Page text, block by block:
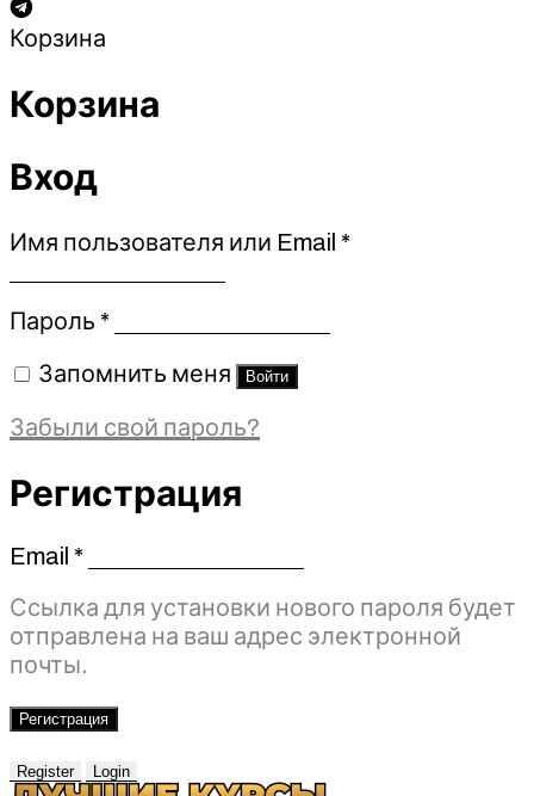
Корзина
Корзина
Вход
Имя пользователя или Email *Обязательно
Пароль *Обязательно
Запомнить меня Войти
Забыли свой пароль?
Регистрация
Email *Обязательно
Ссылка для установки нового пароля будет
отправлена ​​на ваш адрес электронной
почты.
Регистрация
Register Login